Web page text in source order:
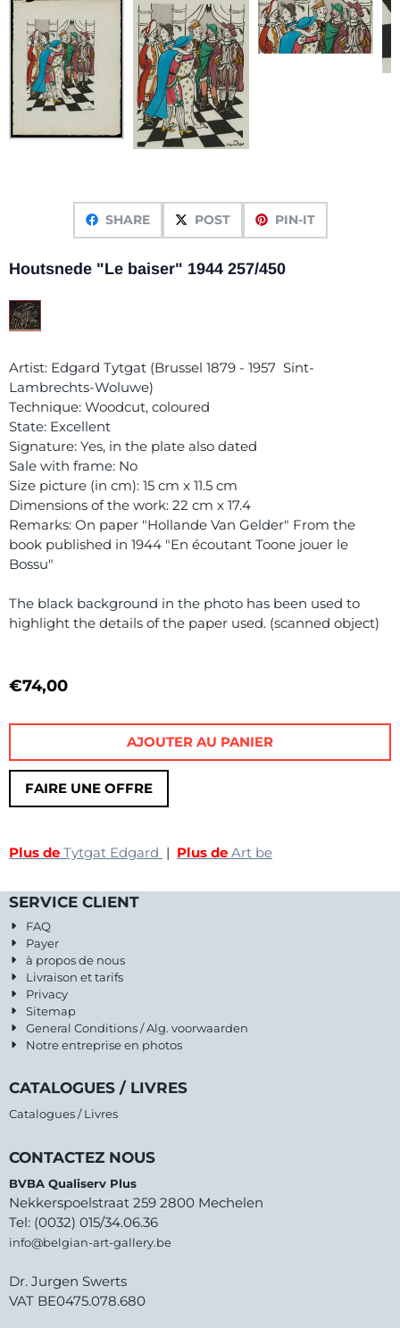
SHARE POST PIN-IT
Houtsnede "Le baiser" 1944 257/450
Artist: Edgard Tytgat (Brussel 1879 - 1957 Sint-
Lambrechts-Woluwe)
Technique: Woodcut, coloured
State: Excellent
Signature: Yes, in the plate also dated
Sale with frame: No
Size picture (in cm): 15 cm x 11.5 cm
Dimensions of the work: 22 cm x 17.4
Remarks: On paper "Hollande Van Gelder" From the
book published in 1944 "En écoutant Toone jouer le
Bossu"
The black background in the photo has been used to
highlight the details of the paper used. (scanned object)
€74,00
FAIRE UNE OFFRE
AJOUTER AU PANIER
Plus de Tytgat Edgard | Plus de Art be
SERVICE CLIENT
FAQ
Payer
à propos de nous
Livraison et tarifs
Privacy
Sitemap
General Conditions / Alg. voorwaarden
Notre entreprise en photos
CATALOGUES / LIVRES
Catalogues / Livres
CONTACTEZ NOUS
BVBA Qualiserv Plus
Nekkerspoelstraat 259 2800 Mechelen
Tel: (0032) 015/34.06.36
info@belgian-art-gallery.be
Dr. Jurgen Swerts
VAT BE0475.078.680